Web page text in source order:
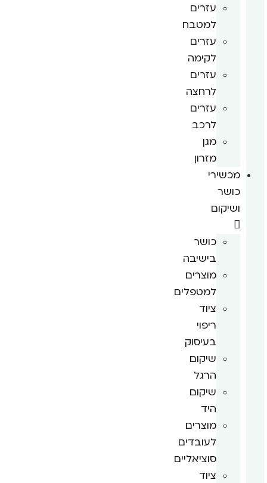
עזרים
למטבח
עזרים
לקימה
עזרים
לרחצה
עזרים
לרכב
מגן
מזרון
מכשירי
כושר
ושיקום
כושר
בישיבה
מוצרים
למטפלים
ציוד
ריפוי
בעיסוק
שיקום
הרגל
שיקום
היד
מוצרים
לעובדים
סוציאליים
ציוד